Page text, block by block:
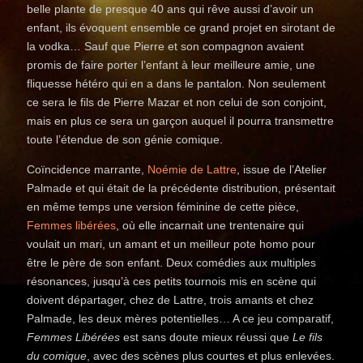
belle plante de presque 40 ans qui rêve aussi d’avoir un
enfant, ils évoquent ensemble ce grand projet en sirotant de
la vodka… Sauf que Pierre et son compagnon avaient
promis de faire porter l’enfant à leur meilleure amie, une
fliquesse hétéro qui en a dans le pantalon. Non seulement
ce sera le fils de Pierre Mazar et non celui de son conjoint,
mais en plus ce sera un garçon auquel il pourra transmettre
toute l’étendue de son génie comique.
Coïncidence marrante, Noémie de Lattre , issue de l’Atelier
Palmade et qui était de la précédente distribution, présentait
en même temps une version féminine de cette pièce,
Femmes libérées , où elle incarnait une trentenaire qui
voulait un mari, un amant et un meilleur pote homo pour
être le père de son enfant. Deux comédies aux multiples
résonances, jusqu’à ces petits tournois mis en scène qui
doivent départager, chez de Lattre, trois amants et chez
Palmade, les deux mères potentielles… A ce jeu comparatif,
Femmes Libérées est sans doute mieux réussi queLe fils
du comique , avec des scènes plus courtes et plus enlevées.